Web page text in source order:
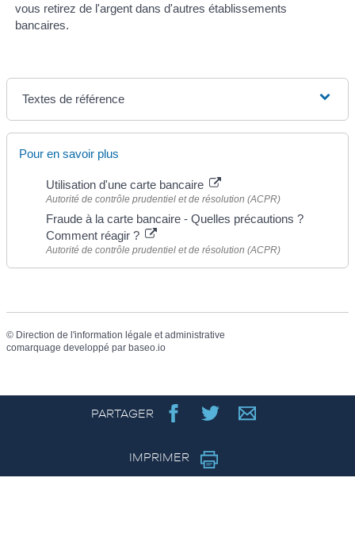
vous retirez de l'argent dans d'autres établissements
bancaires.
Textes de référence
Pour en savoir plus
Utilisation d'une carte bancaire
Autorité de contrôle prudentiel et de résolution (ACPR)
Fraude à la carte bancaire - Quelles précautions ?
Comment réagir ?
Autorité de contrôle prudentiel et de résolution (ACPR)
© Direction de l'information légale et administrative
comarquage developpé par baseo.io
PARTAGER
IMPRIMER